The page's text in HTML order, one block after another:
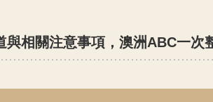
與相關注意事項，澳洲ABC一次